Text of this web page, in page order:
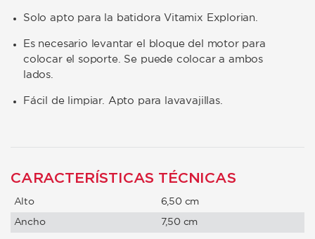
Solo apto para la batidora Vitamix Explorian.
Es necesario levantar el bloque del motor para
colocar el soporte. Se puede colocar a ambos
lados.
Fácil de limpiar. Apto para lavavajillas.
CARACTERÍSTICAS TÉCNICAS
Alto 6,50 cm
Ancho 7,50 cm